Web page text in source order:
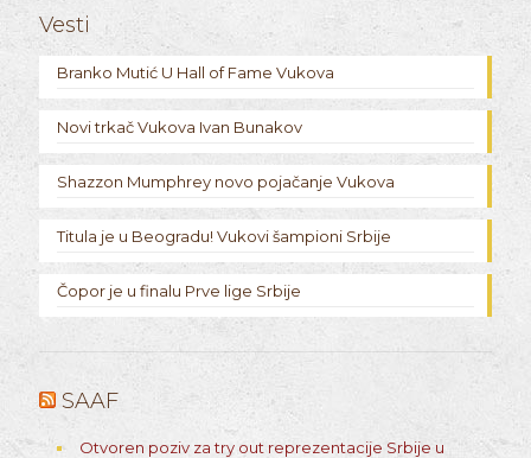
Vesti
Branko Mutić U Hall of Fame Vukova
Novi trkač Vukova Ivan Bunakov
Shazzon Mumphrey novo pojačanje Vukova
Titula je u Beogradu! Vukovi šampioni Srbije
Čopor je u finalu Prve lige Srbije
SAAF
Otvoren poziv za try out reprezentacije Srbije u